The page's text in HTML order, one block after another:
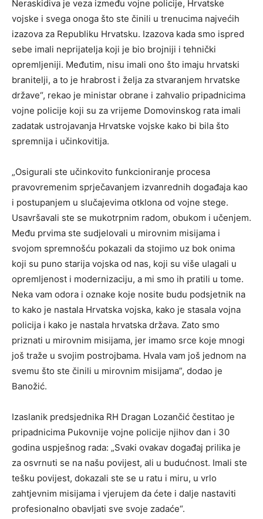
Neraskidiva je veza između vojne policije, Hrvatske
vojske i svega onoga što ste činili u trenucima najvećih
izazova za Republiku Hrvatsku. Izazova kada smo ispred
sebe imali neprijatelja koji je bio brojniji i tehnički
opremljeniji. Međutim, nisu imali ono što imaju hrvatski
branitelji, a to je hrabrost i želja za stvaranjem hrvatske
države“, rekao je ministar obrane i zahvalio pripadnicima
vojne policije koji su za vrijeme Domovinskog rata imali
zadatak ustrojavanja Hrvatske vojske kako bi bila što
spremnija i učinkovitija.
„Osigurali ste učinkovito funkcioniranje procesa
pravovremenim sprječavanjem izvanrednih događaja kao
i postupanjem u slučajevima otklona od vojne stege.
Usavršavali ste se mukotrpnim radom, obukom i učenjem.
Među prvima ste sudjelovali u mirovnim misijama i
svojom spremnošću pokazali da stojimo uz bok onima
koji su puno starija vojska od nas, koji su više ulagali u
opremljenost i modernizaciju, a mi smo ih pratili u tome.
Neka vam odora i oznake koje nosite budu podsjetnik na
to kako je nastala Hrvatska vojska, kako je stasala vojna
policija i kako je nastala hrvatska država. Zato smo
priznati u mirovnim misijama, jer imamo srce koje mnogi
još traže u svojim postrojbama. Hvala vam još jednom na
svemu što ste činili u mirovnim misijama”, dodao je
Banožić.
Izaslanik predsjednika RH Dragan Lozančić čestitao je
pripadnicima Pukovnije vojne policije njihov dan i 30
godina uspješnog rada: „Svaki ovakav događaj prilika je
za osvrnuti se na našu povijest, ali u budućnost. Imali ste
tešku povijest, dokazali ste se u ratu i miru, u vrlo
zahtjevnim misijama i vjerujem da ćete i dalje nastaviti
profesionalno obavljati sve svoje zadaće“.